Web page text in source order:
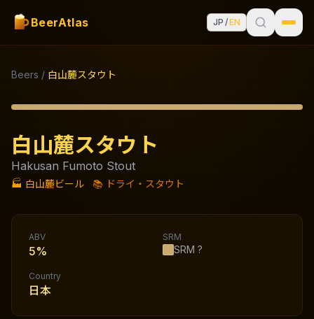
BeerAtlas JP /EN
Beers / 白山麓スタウト
白山麓スタウト
Hakusan Fumoto Stout
🏭 白山麓ビール 📚 ドライ・スタウト
ABV
5%
SRM
SRM ?
Country
日本